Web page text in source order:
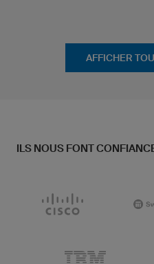
AFFICHER
ILS NOUS FONT